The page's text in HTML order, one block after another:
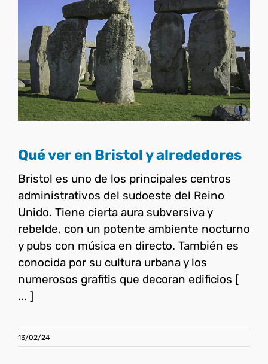
Qué ver en Bristol y
alrededores
Reino Unido
Qué ver en Bristol y alrededores
Bristol es uno de los principales centros
administrativos del sudoeste del Reino
Unido. Tiene cierta aura subversiva y
rebelde, con un potente ambiente nocturno
y pubs con música en directo. También es
conocida por su cultura urbana y los
numerosos grafitis que decoran edificios [
... ]
13/02/24